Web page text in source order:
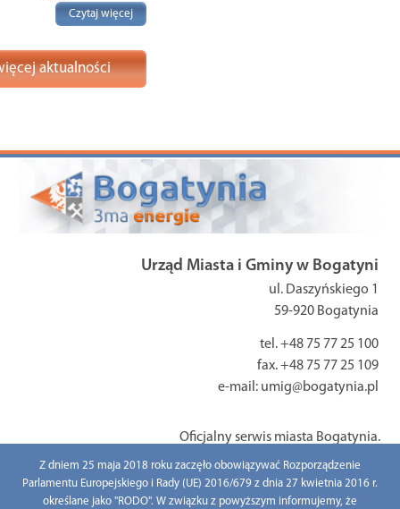
Czytaj więcej
aktualności
Urząd Miasta i Gminy w Bogatyni
ul. Daszyńskiego 1
59-920 Bogatynia
tel. +48 75 77 25 100
fax. +48 75 77 25 109
e-mail: umig@bogatynia.pl
Oficjalny serwis miasta Bogatynia.
Z dniem 25 maja 2018 roku zaczęło obowiązywać Rozporządzenie
Parlamentu Europejskiego i Rady (UE) 2016/679 z dnia 27 kwietnia 2016 r.
określane jako "RODO". W związku z powyższym informujemy, że